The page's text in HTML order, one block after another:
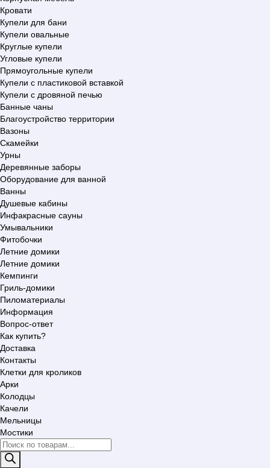
Кровати
Купели для бани
Купели овальные
Круглые купели
Угловые купели
Прямоугольные купели
Купели с пластиковой вставкой
Купели с дровяной печью
Банные чаны
Благоустройство территории
Вазоны
Скамейки
Урны
Деревянные заборы
Оборудование для ванной
Ванны
Душевые кабины
Инфакрасные сауны
Умывальники
Фитобочки
Летние домики
Летние домики
Кемпинги
Гриль-домики
Пиломатериалы
Информация
Вопрос-ответ
Как купить?
Доставка
Контакты
Клетки для кроликов
Арки
Колодцы
Качели
Мельницы
Мостики
Поиск
товаров